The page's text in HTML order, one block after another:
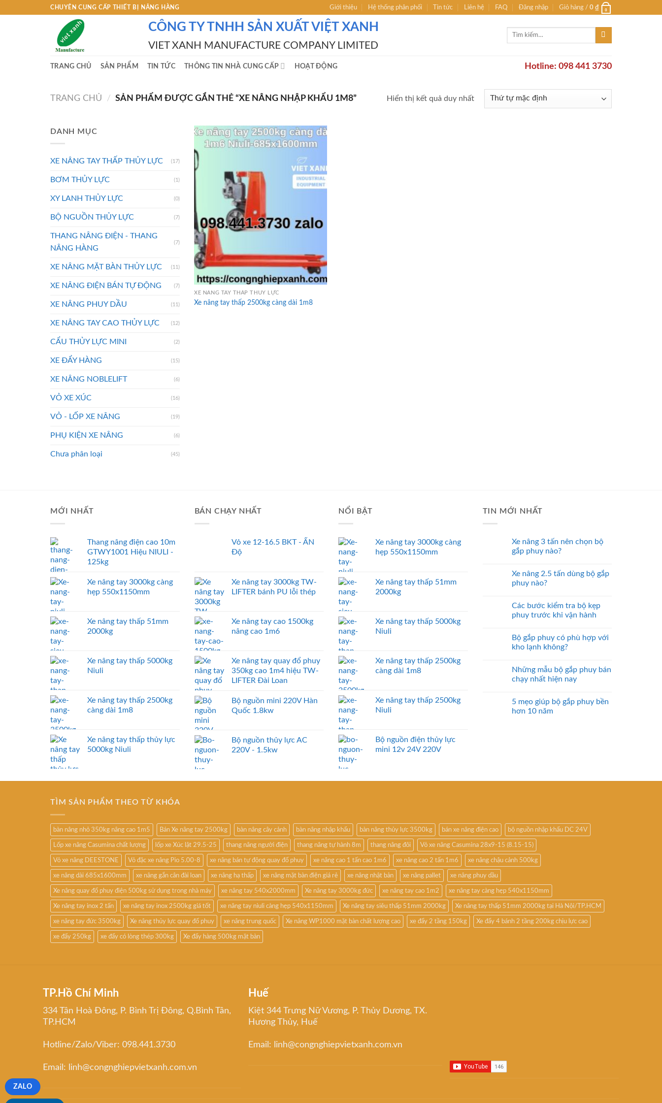
CHUYÊN CUNG CẤP THIẾT BỊ NÂNG HÀNG Giới thiệu Hệ thống phân phối Tin tức Liên hệ FAQ Đăng nhập Giỏ hàng / 0 ₫ 0
CÔNG TY TNHH SẢN XUẤT VIỆT XANH
VIET XANH MANUFACTURE COMPANY LIMITED
Tìm
TRANG CHỦ SẢN PHẨM TIN TỨC THÔNG TIN NHÀ CUNG CẤP HOẠT ĐỘNG Hotline: 098 441 3730
TRANG CHỦ / SẢN PHẨM ĐƯỢC GẮN THẺ “XE NÂNG NHẬP KHẨU 1M8” Hiển thị kết quả duy nhất
DANH MỤC
XE NÂNG TAY THẤP THỦY LỰC (17)
BƠM THỦY LỰC (1)
XY LANH THỦY LỰC (0)
BỘ NGUỒN THỦY LỰC (7)
THANG NÂNG ĐIỆN - THANG
NÂNG HÀNG
(7)
XE NÂNG MẶT BÀN THỦY LỰC (11)
XE NÂNG ĐIỆN BÁN TỰ ĐỘNG (7)
XE NÂNG PHUY DẦU (11)
XE NÂNG TAY CAO THỦY LỰC (12)
CẨU THỦY LỰC MINI (2)
XE ĐẨY HÀNG (15)
XE NÂNG NOBLELIFT (6)
VỎ XE XÚC (16)
VỎ - LỐP XE NÂNG (19)
PHỤ KIỆN XE NÂNG (6)
Chưa phân loại (45)
XE NÂNG TAY THẤP THỦY LỰC
Xe nâng tay thấp 2500kg càng dài 1m8
MỚI NHẤT
Thang nâng điện cao 10m
GTWY1001 Hiệu NIULI -
125kg
Xe nâng tay 3000kg càng
hẹp 550x1150mm
Xe nâng tay thấp 51mm
2000kg
Xe nâng tay thấp 5000kg
Niuli
Xe nâng tay thấp 2500kg
càng dài 1m8
Xe nâng tay thấp thủy lực
5000kg Niuli
BÁN CHẠY NHẤT
Vỏ xe 12-16.5 BKT - ẤN
Độ
Xe nâng tay 3000kg TW-
LIFTER bánh PU lỗi thép
Xe nâng tay cao 1500kg
nâng cao 1m6
Xe nâng tay quay đổ phuy
350kg cao 1m4 hiệu TW-
LIFTER Đài Loan
Bộ nguồn mini 220V Hàn
Quốc 1.8kw
Bộ nguồn thủy lực AC
220V - 1.5kw
NỔI BẬT
Xe nâng tay 3000kg càng
hẹp 550x1150mm
Xe nâng tay thấp 51mm
2000kg
Xe nâng tay thấp 5000kg
Niuli
Xe nâng tay thấp 2500kg
càng dài 1m8
Xe nâng tay thấp 2500kg
Niuli
Bộ nguồn điện thủy lực
mini 12v 24V 220V
TIN MỚI NHẤT
Xe nâng 3 tấn nên chọn bộ
gắp phuy nào?
Xe nâng 2.5 tấn dùng bộ gắp
phuy nào?
Các bước kiểm tra bộ kẹp
phuy trước khi vận hành
Bộ gắp phuy có phù hợp với
kho lạnh không?
Những mẫu bộ gắp phuy bán
chạy nhất hiện nay
5 mẹo giúp bộ gắp phuy bền
hơn 10 năm
TÌM SẢN PHẨM THEO TỪ KHÓA
bàn nâng nhỏ 350kg nâng cao 1m5 Bán Xe nâng tay 2500kg bàn nâng cây cảnh bàn nâng nhập khẩu bàn nâng thủy lực 3500kg bán xe nâng điện cao bộ nguồn nhập khẩu DC 24V
Lốp xe nâng Casumina chất lượng lốp xe Xúc lật 29.5-25 thang nâng người điện thang nâng tự hành 8m thang nâng đôi Vỏ xe nâng Casumina 28x9-15 (8.15-15)
Vỏ xe nâng DEESTONE Vỏ đặc xe nâng Pio 5.00-8 xe nâng bán tự động quay đổ phuy xe nâng cao 1 tấn cao 1m6 xe nâng cao 2 tấn 1m6 xe nâng chậu cảnh 500kg
xe nâng dài 685x1600mm xe nâng gắn cân đài loan xe nâng hạ thấp xe nâng mặt bàn điện giá rẻ xe nâng nhật bản xe nâng pallet xe nâng phuy dầu
Xe nâng quay đổ phuy điện 500kg sử dụng trong nhà máy xe nâng tay 540x2000mm Xe nâng tay 3000kg đức xe nâng tay cao 1m2 xe nâng tay càng hẹp 540x1150mm
Xe nâng tay inox 2 tấn xe nâng tay inox 2500kg giá tốt xe nâng tay niuli càng hẹp 540x1150mm Xe nâng tay siêu thấp 51mm 2000kg Xe nâng tay thấp 51mm 2000kg tại Hà Nội/TP.HCM
xe nâng tay đức 3500kg Xe nâng thủy lực quay đổ phuy xe nâng trung quốc Xe nâng WP1000 mặt bàn chất lượng cao xe đẩy 2 tầng 150kg Xe đẩy 4 bánh 2 tầng 200kg chịu lực cao
xe đẩy 250kg xe đẩy có lòng thép 300kg Xe đẩy hàng 500kg mặt bàn
TP.Hồ Chí Minh
334 Tân Hoà Đông, P. Bình Trị Đông, Q.Bình Tân,
TP.HCM
Hotline/Zalo/Viber: 098.441.3730
Email: linh@congnghiepvietxanh.com.vn
Huế
Kiệt 344 Trưng Nữ Vương, P. Thủy Dương, TX.
Hương Thủy, Huế
Email: linh@congnghiepvietxanh.com.vn
ZALO